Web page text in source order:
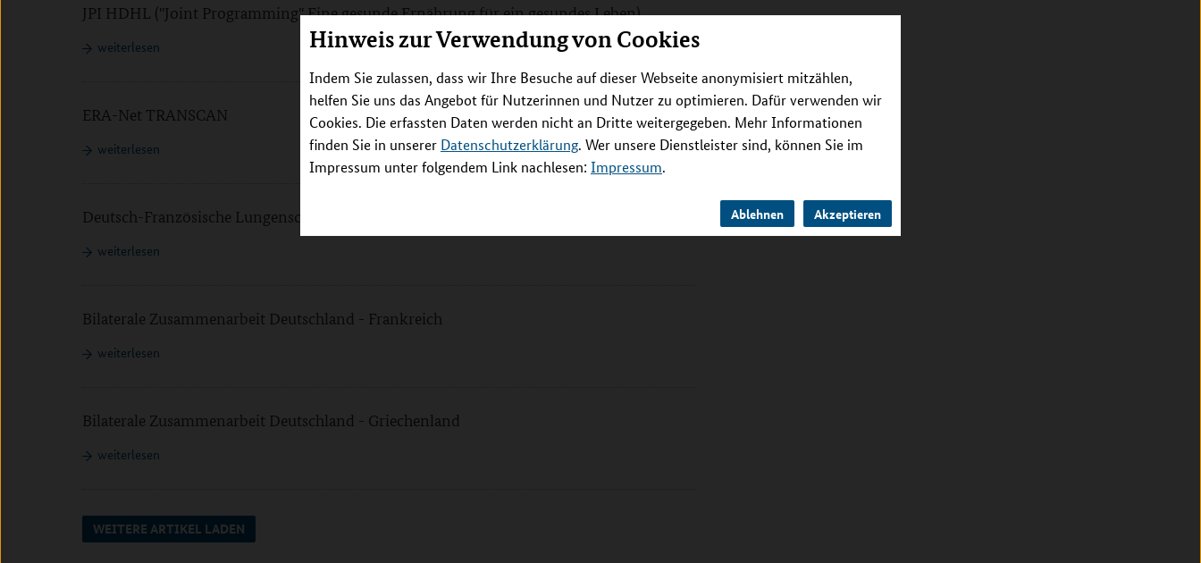
Hinweis zur Verwendung von Cookies
Indem Sie zulassen, dass wir Ihre Besuche auf dieser Webseite anonymisiert mitzählen,
helfen Sie uns das Angebot für Nutzerinnen und Nutzer zu optimieren. Dafür verwenden wir
Cookies. Die erfassten Daten werden nicht an Dritte weitergegeben. Mehr Informationen
finden Sie in unserer Datenschutzerklärung. Wer unsere Dienstleister sind, können Sie im
Impressum unter folgendem Link nachlesen: Impressum.
Ablehnen Akzeptieren
JPI HDHL ("Joint Programming" Eine gesunde Ernährung für ein gesundes Leben)
weiterlesen
ERA-Net TRANSCAN
weiterlesen
Deutsch-Französische Lungenschule des Deutschen Zentrums für Lungenforschung (DZL)
weiterlesen
Bilaterale Zusammenarbeit Deutschland - Frankreich
weiterlesen
Bilaterale Zusammenarbeit Deutschland - Griechenland
weiterlesen
WEITERE ARTIKEL LADEN